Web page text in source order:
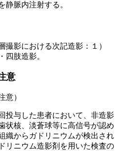
静脈内注射する。
撮影における次記造影：１）
四肢造影。
意
意）
投与した患者において、非造影
状核、淡蒼球等に高信号が認め
織からガドリニウムが検出され
リニウム造影剤を用いた検査の